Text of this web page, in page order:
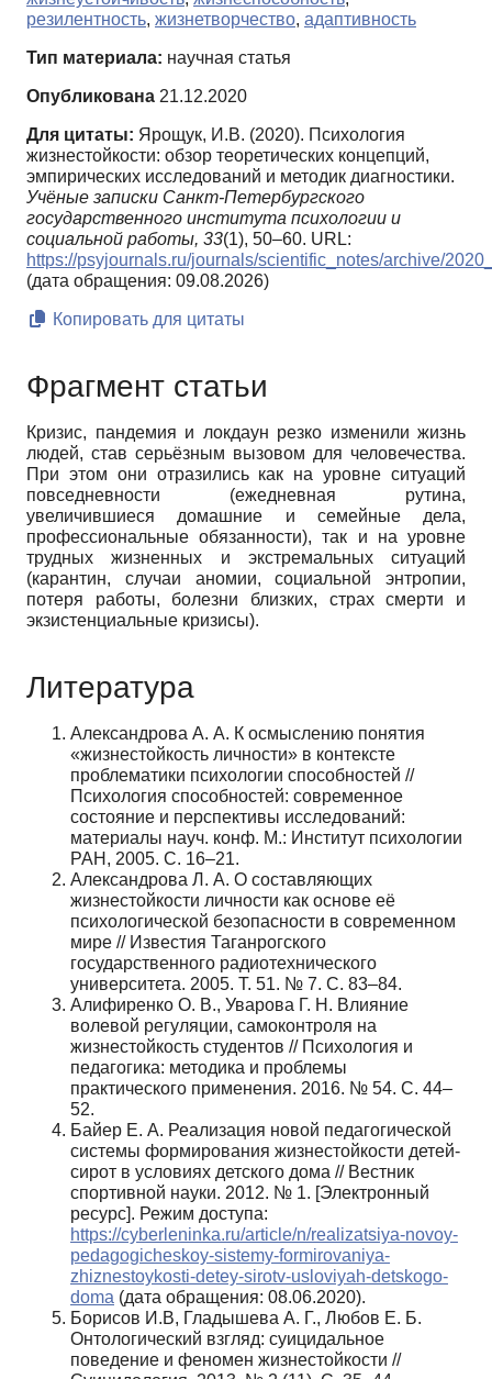
резилентность, жизнетворчество, адаптивность
Тип материала: научная статья
Опубликована 21.12.2020
Для цитаты: Ярощук, И.В. (2020). Психология
жизнестойкости: обзор теоретических концепций,
эмпирических исследований и методик диагностики.
Учёные записки Санкт-Петербургского
государственного института психологии и
социальной работы, 33(1), 50–60. URL:
https://psyjournals.ru/journals/scientific_notes/archive/
(дата обращения: 09.08.2026)
Копировать для цитаты
Фрагмент статьи
Кризис, пандемия и локдаун резко изменили жизнь
людей, став серьёзным вызовом для человечества.
При этом они отразились как на уровне ситуаций
повседневности (ежедневная рутина,
увеличившиеся домашние и семейные дела,
профессиональные обязанности), так и на уровне
трудных жизненных и экстремальных ситуаций
(карантин, случаи аномии, социальной энтропии,
потеря работы, болезни близких, страх смерти и
экзистенциальные кризисы).
Литература
Александрова А. А. К осмыслению понятия
«жизнестойкость личности» в контексте
проблематики психологии способностей //
Психология способностей: современное
состояние и перспективы исследований:
материалы науч. конф. М.: Институт психологии
РАН, 2005. С. 16–21.
Александрова Л. А. О составляющих
жизнестойкости личности как основе её
психологической безопасности в современном
мире // Известия Таганрогского
государственного радиотехнического
университета. 2005. Т. 51. № 7. С. 83–84.
Алифиренко О. В., Уварова Г. Н. Влияние
волевой регуляции, самоконтроля на
жизнестойкость студентов // Психология и
педагогика: методика и проблемы
практического применения. 2016. № 54. С. 44–
52.
Байер Е. А. Реализация новой педагогической
системы формирования жизнестойкости детей-
сирот в условиях детского дома // Вестник
спортивной науки. 2012. № 1. [Электронный
ресурс]. Режим доступа:
https://cyberleninka.ru/article/n/realizatsiya-novoy-
pedagogicheskoy-sistemy-formirovaniya-
zhiznestoykosti-detey-sirotv‑usloviyah-detskogo-
doma (дата обращения: 08.06.2020).
Борисов И.В, Гладышева А. Г., Любов Е. Б.
Онтологический взгляд: суицидальное
поведение и феномен жизнестойкости //